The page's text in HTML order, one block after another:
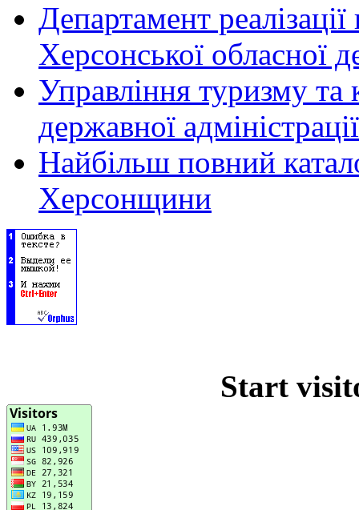
Департамент
Херсонської обласної
Управління туризму та
державної адміністрації
Найбільш повний
Херсонщини
Start